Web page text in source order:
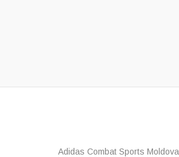
Adidas Combat Sports Moldova